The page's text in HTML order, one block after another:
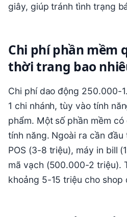
giây, giúp tránh tình trạng
Chi phí phần mềm
thời trang bao
Chi phí dao động 250.000-
1 chi nhánh, tùy vào tính
phẩm. Một số phần mềm
tính năng. Ngoài ra cần
POS (3-8 triệu), máy in bill
mã vạch (500.000-2 triệu).
khoảng 5-15 triệu cho shop